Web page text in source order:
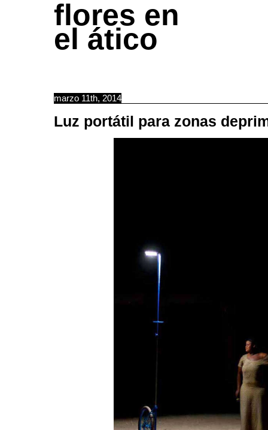
flores en
el ático
marzo 11th, 2014
Luz portátil para zonas